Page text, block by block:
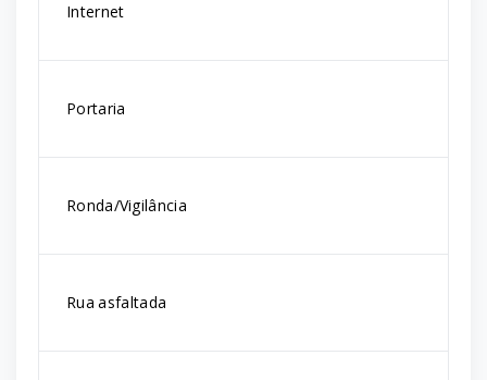
Internet
Portaria
Ronda/Vigilância
Rua asfaltada